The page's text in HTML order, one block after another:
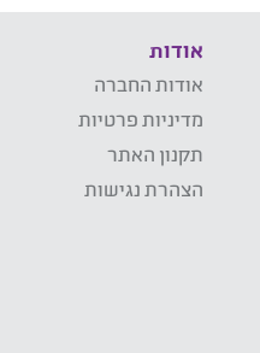
אודות
אודות החברה
מדיניות פרטיות
תקנון האתר
הצהרת נגישות